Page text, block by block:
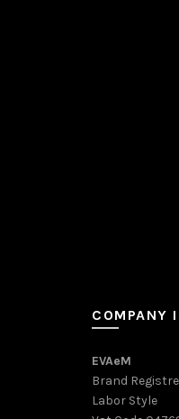
COMPANY
EVAeM
Brand
Labor Style